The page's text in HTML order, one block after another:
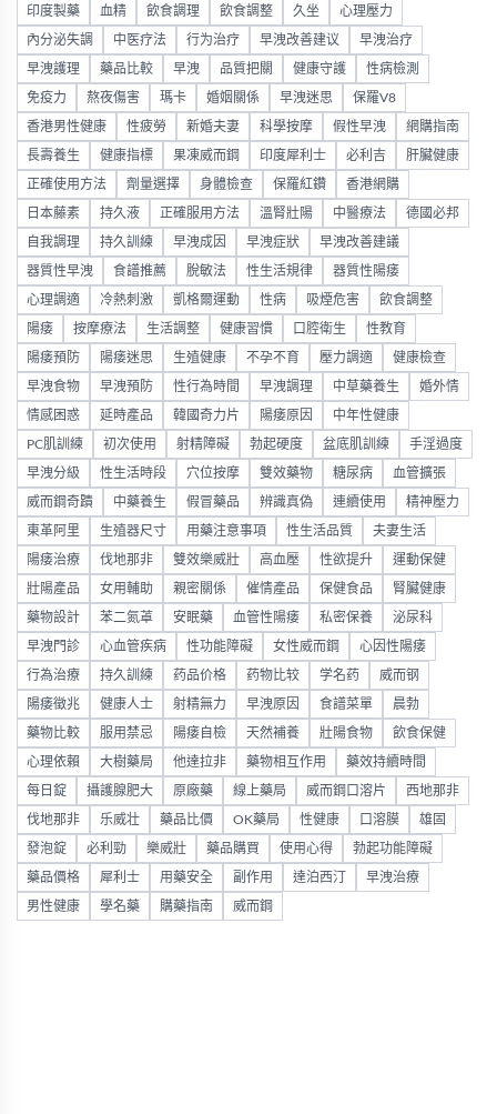
印度製藥 血精 飲食調理 飲食調整 久坐 心理壓力
內分泌失調 中医疗法 行为治疗 早洩改善建议 早洩治疗
早洩護理 藥品比較 早洩 品質把關 健康守護 性病檢測
免疫力 熬夜傷害 瑪卡 婚姻關係 早洩迷思 保羅V8
香港男性健康 性疲勞 新婚夫妻 科學按摩 假性早洩 網購指南
長壽養生 健康指標 果凍威而鋼 印度犀利士 必利吉 肝臟健康
正確使用方法 劑量選擇 身體檢查 保羅紅鑽 香港網購
日本藤素 持久液 正確服用方法 溫腎壯陽 中醫療法 德國必邦
自我調理 持久訓練 早洩成因 早洩症狀 早洩改善建議
器質性早洩 食譜推薦 脫敏法 性生活規律 器質性陽痿
心理調適 冷熱刺激 凱格爾運動 性病 吸煙危害 飲食調整
陽痿 按摩療法 生活調整 健康習慣 口腔衛生 性教育
陽痿預防 陽痿迷思 生殖健康 不孕不育 壓力調適 健康檢查
早洩食物 早洩預防 性行為時間 早洩調理 中草藥養生 婚外情
情感困惑 延時產品 韓國奇力片 陽痿原因 中年性健康
PC肌訓練 初次使用 射精障礙 勃起硬度 盆底肌訓練 手淫過度
早洩分級 性生活時段 穴位按摩 雙效藥物 糖尿病 血管擴張
威而鋼奇蹟 中藥養生 假冒藥品 辨識真偽 連續使用 精神壓力
東革阿里 生殖器尺寸 用藥注意事項 性生活品質 夫妻生活
陽痿治療 伐地那非 雙效樂威壯 高血壓 性欲提升 運動保健
壯陽產品 女用輔助 親密關係 催情產品 保健食品 腎臟健康
藥物設計 苯二氮䓬 安眠藥 血管性陽痿 私密保養 泌尿科
早洩門診 心血管疾病 性功能障礙 女性威而鋼 心因性陽痿
行為治療 持久訓練 药品价格 药物比较 学名药 威而钢
陽痿徵兆 健康人士 射精無力 早洩原因 食譜菜單 晨勃
藥物比較 服用禁忌 陽痿自檢 天然補養 壯陽食物 飲食保健
心理依賴 大樹藥局 他達拉非 藥物相互作用 藥效持續時間
每日錠 攝護腺肥大 原廠藥 線上藥局 威而鋼口溶片 西地那非
伐地那非 乐威壮 藥品比價 OK藥局 性健康 口溶膜 雄固
發泡錠 必利勁 樂威壯 藥品購買 使用心得 勃起功能障礙
藥品價格 犀利士 用藥安全 副作用 達泊西汀 早洩治療
男性健康 學名藥 購藥指南 威而鋼